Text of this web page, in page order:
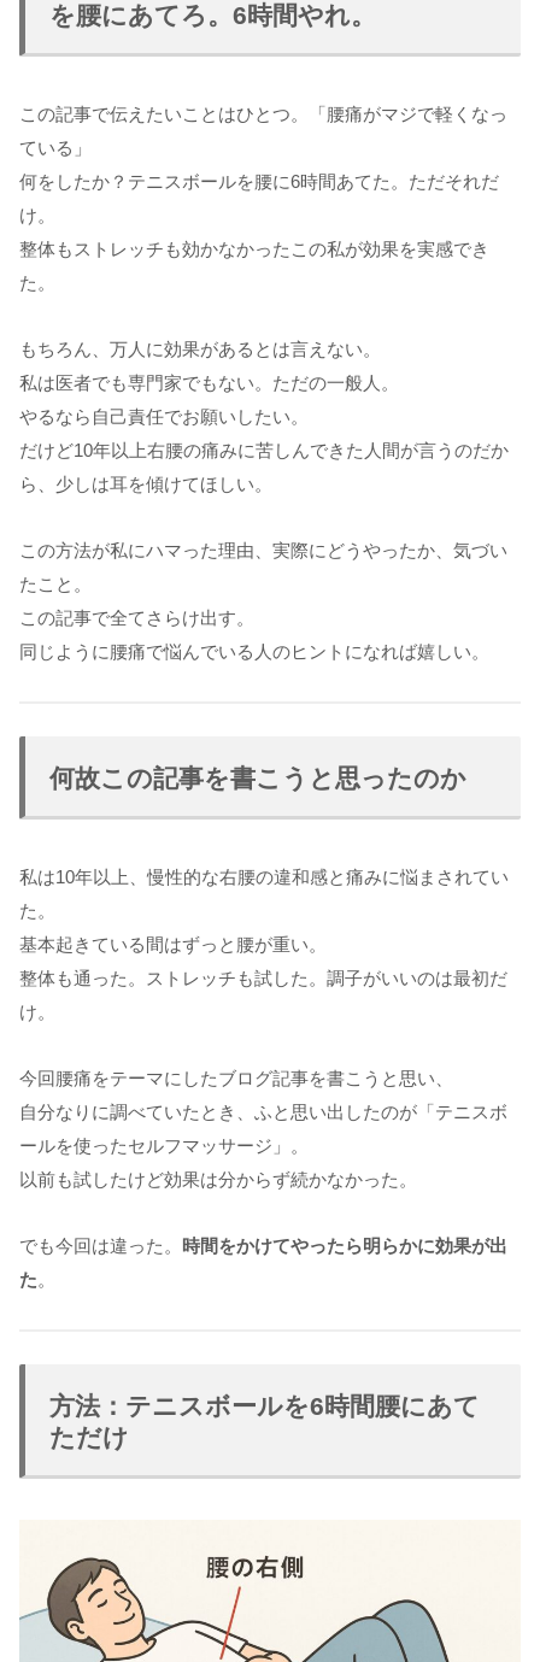
を腰にあてろ。6時間やれ。
この記事で伝えたいことはひとつ。「腰痛がマジで軽くなっ
ている」
何をしたか？テニスボールを腰に6時間あてた。ただそれだ
け。
整体もストレッチも効かなかったこの私が効果を実感でき
た。
もちろん、万人に効果があるとは言えない。
私は医者でも専門家でもない。ただの一般人。
やるなら自己責任でお願いしたい。
だけど10年以上右腰の痛みに苦しんできた人間が言うのだか
ら、少しは耳を傾けてほしい。
この方法が私にハマった理由、実際にどうやったか、気づい
たこと。
この記事で全てさらけ出す。
同じように腰痛で悩んでいる人のヒントになれば嬉しい。
何故この記事を書こうと思ったのか
私は10年以上、慢性的な右腰の違和感と痛みに悩まされてい
た。
基本起きている間はずっと腰が重い。
整体も通った。ストレッチも試した。調子がいいのは最初だ
け。
今回腰痛をテーマにしたブログ記事を書こうと思い、
自分なりに調べていたとき、ふと思い出したのが「テニスボ
ールを使ったセルフマッサージ」。
以前も試したけど効果は分からず続かなかった。
でも今回は違った。 時間をかけてやったら明らかに効果が出
た。
方法：テニスボールを6時間腰にあて
ただけ